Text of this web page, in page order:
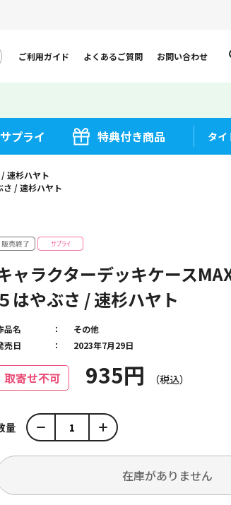
ご利用ガイド よくあるご質問 お問い合わせ
プライ 特典付き商品 タイ
速杉ハヤト
さ / 速杉ハヤト
ャラクターデッキケース
５はやぶさ / 速杉ハヤト
取寄せ不可 935円
品名
その他
売日
2023年7月29日
量
在庫がありません